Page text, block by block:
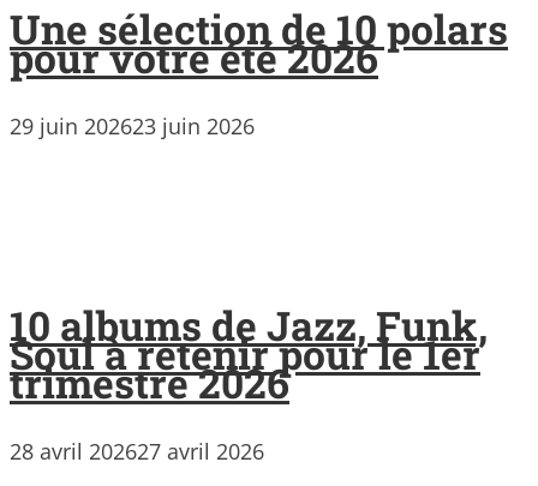
Une sélection de 10 polars
pour votre été 2026
29 juin 202623 juin 2026
10 albums de Jazz, Funk,
Soul à retenir pour le 1er
trimestre 2026
28 avril 202627 avril 2026